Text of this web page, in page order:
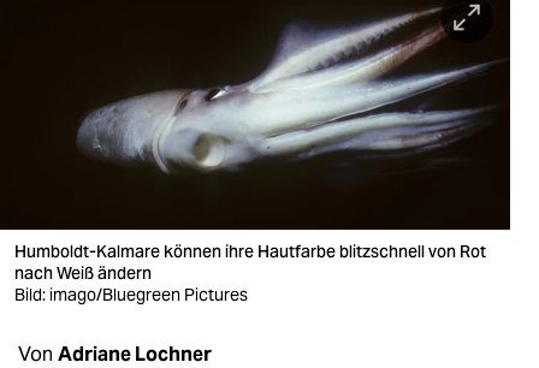
wahrheit
verlag
veranstaltungen
Humboldt-Kalmare können ihre Hautfarbe blitzschnell von Rot
nach Weiß ändern
Bild: imago/Bluegreen Pictures
Von Adriane Lochner